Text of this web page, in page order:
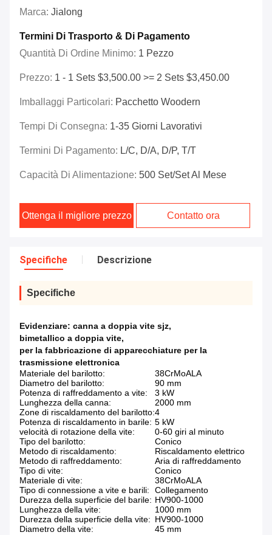
Marca: Jialong
Termini Di Trasporto & Di Pagamento
Quantità Di Ordine Minimo: 1 Pezzo
Prezzo: 1 - 1 Sets $3,500.00 >= 2 Sets $3,450.00
Imballaggi Particolari: Pacchetto Woodern
Tempi Di Consegna: 1-35 Giorni Lavorativi
Termini Di Pagamento: L/C, D/A, D/P, T/T
Capacità Di Alimentazione: 500 Set/set Al Mese
Ottenga il migliore prezzo Contatto ora
Specifiche Descrizione
Specifiche
Evidenziare: canna a doppia vite sjz,
bimetallico a doppia vite,
per la fabbricazione di apparecchiature per la
trasmissione elettronica
Materiale del barilotto:
38CrMoALA
Diametro del barilotto:
90 mm
Potenza di raffreddamento a vite:
3 kW
Lunghezza della canna:
2000 mm
Zone di riscaldamento del barilotto:4
Potenza di riscaldamento in barile: 5 kW
velocità di rotazione della vite:
0-60 giri al minuto
Tipo del barilotto:
Conico
Metodo di riscaldamento:
Riscaldamento elettrico
Metodo di raffreddamento:
Aria di raffreddamento
Tipo di vite:
Conico
Materiale di vite:
38CrMoALA
Tipo di connessione a vite e barili:
Collegamento
Durezza della superficie del barile: HV900-1000
Lunghezza della vite:
1000 mm
Durezza della superficie della vite: HV900-1000
Diametro della vite:
45 mm